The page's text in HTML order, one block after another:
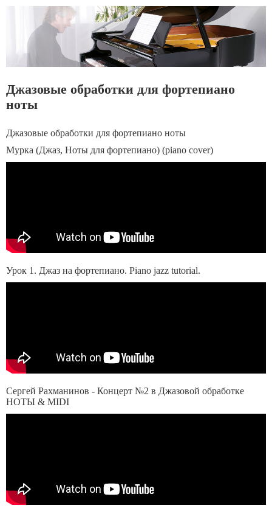
Джазовые обработки для фортепиано
ноты
Джазовые обработки для фортепиано ноты
Мурка (Джаз, Ноты для фортепиано) (piano cover)
Урок 1. Джаз на фортепиано. Piano jazz tutorial.
Сергей Рахманинов - Концерт №2 в Джазовой обработке
НОТЫ & MIDI